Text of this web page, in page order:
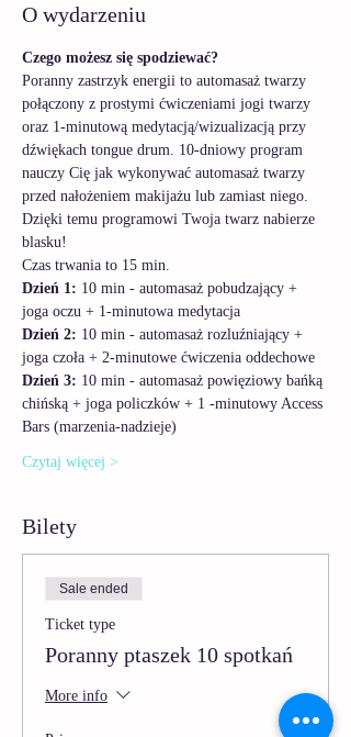
O wydarzeniu
Czego możesz się spodziewać?
Poranny zastrzyk energii to automasaż twarzy
połączony z prostymi ćwiczeniami jogi twarzy
oraz 1-minutową medytacją/wizualizacją przy
dźwiękach tongue drum. 10-dniowy program
nauczy Cię jak wykonywać automasaż twarzy
przed nałożeniem makijażu lub zamiast niego.
Dzięki temu programowi Twoja twarz nabierze
blasku!
Czas trwania to 15 min.
Dzień 1: 10 min - automasaż pobudzający +
joga oczu + 1-minutowa medytacja
Dzień 2: 10 min - automasaż rozluźniający +
joga czoła + 2-minutowe ćwiczenia oddechowe
Dzień 3: 10 min - automasaż powięziowy bańką
chińską + joga policzków + 1 -minutowy Access
Bars (marzenia-nadzieje)
Czytaj więcej >
Bilety
Sale ended
Ticket type
Poranny ptaszek 10 spotkań
More info